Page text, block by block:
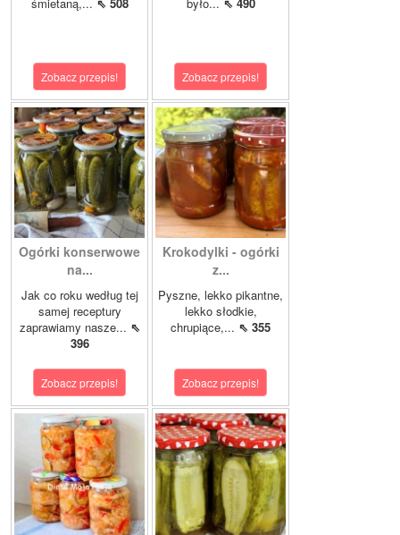
śmietaną,... ⇖ 508
Zobacz przepis!
było... ⇖ 490
Zobacz przepis!
Ogórki konserwowe
na...
Jak co roku według tej
samej receptury
zaprawiamy nasze... ⇖
396
Zobacz przepis!
Krokodylki - ogórki
z...
Pyszne, lekko pikantne,
lekko słodkie,
chrupiące,... ⇖ 355
Zobacz przepis!